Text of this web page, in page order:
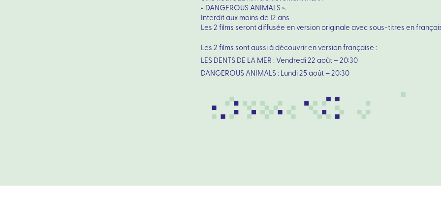
« DANGEROUS ANIMALS ».
Interdit aux moins de 12 ans
Les 2 films seront diffusée en version originale avec sous-titres en
Les 2 films sont aussi à découvrir en version française :
LES DENTS DE LA MER : Vendredi 22 août – 20:30
DANGEROUS ANIMALS : Lundi 25 août – 20:30